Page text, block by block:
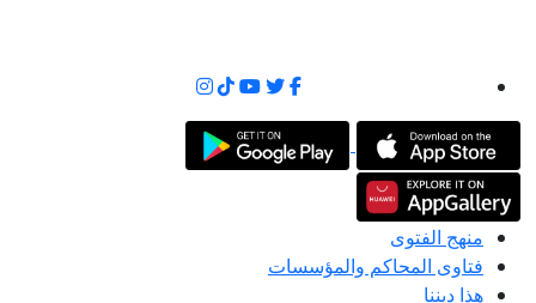
منهج الفتوى
فتاوى المحاكم والمؤسسات
هذا ديننا